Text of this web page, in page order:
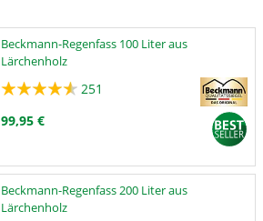
Beckmann-Regenfass 100 Liter aus
Lärchenholz
251
99,95 €
Beckmann-Regenfass 200 Liter aus
Lärchenholz